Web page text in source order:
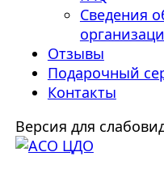
Сведения
Отзывы
Подарочный
Контакты
Версия для